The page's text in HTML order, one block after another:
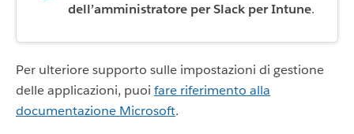
dell’amministratore per Slack per Intune.
Per ulteriore supporto sulle impostazioni di gestione
delle applicazioni, puoi fare riferimento alla
documentazione Microsoft.